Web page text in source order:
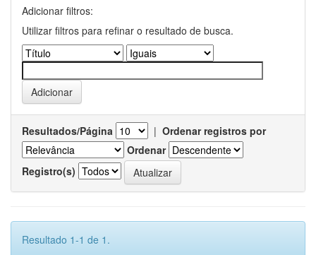
Adicionar filtros:
Utilizar filtros para refinar o resultado de busca.
Resultados/Página | Ordenar registros por
Ordenar
Registro(s)
Resultado 1-1 de 1.